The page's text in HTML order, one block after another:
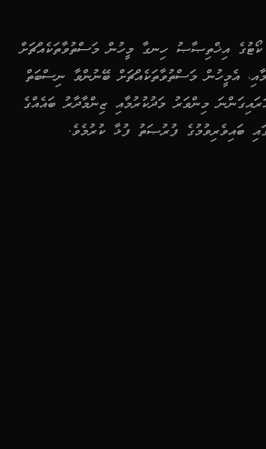
އިޚްތިޞާޞު ހިނގާ މީހުން މަސްތުވާތަކެއްޗަށް
އެމީހުން މަސްތުވާތަކެއްޗަށް ބޭނުންވާ ނިސްބަތް
މިންވަރު މަދުކުރުމާއި ޒިންމާދާރު ބައެއްގެ
ބައިވެރިވުމުގެ ފުރުޞަތު ފުޅާ ކުރުމެވެ.